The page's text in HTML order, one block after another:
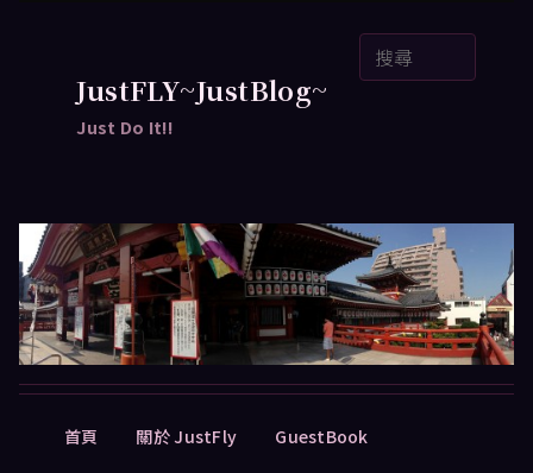
JustFLY~JustBlog~
Just Do It!!
首頁 關於 JustFly GuestBook